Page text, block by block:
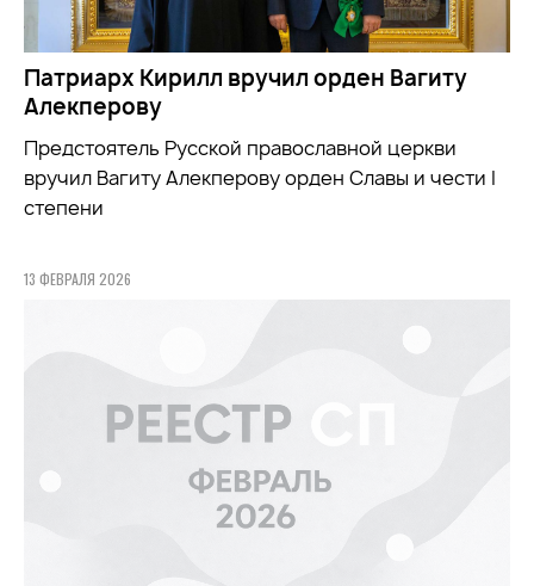
Патриарх Кирилл вручил орден Вагиту
Алекперову
Предстоятель Русской православной церкви
вручил Вагиту Алекперову орден Славы и чести I
степени
13 ФЕВРАЛЯ 2026